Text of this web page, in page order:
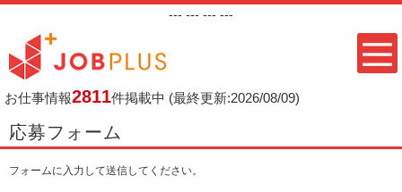
--- --- --- ---
お仕事情報2811件掲載中 (最終更新:2026/08/09)
応募フォーム
フォームに入力して送信してください。